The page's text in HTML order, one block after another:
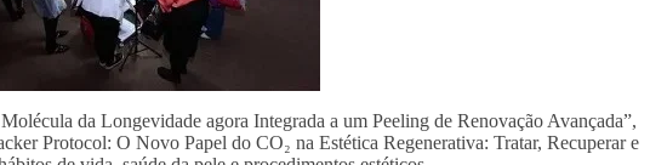
da Longevidade agora Integrada a um Peeling de Renovação Avançada”,
Protocol: O Novo Papel do CO₂ na Estética Regenerativa: Tratar, Recuperar e